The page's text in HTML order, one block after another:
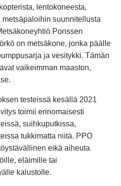
lentokoneesta,
suunnitellusta
Ponssen
on metsäkone, jonka päälle
ja vesitykki. Tämän
vaikeimman maaston,
testeissä kesällä 2021
toimii erinomaisesti
suihkuputkissa,
tukkimatta niitä. PPO
eikä aiheuta
eläimille tai
kalustolle.